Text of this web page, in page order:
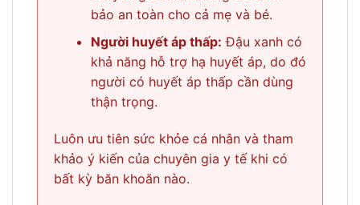
bảo an toàn cho cả mẹ và bé.
Người huyết áp thấp: Đậu xanh có
khả năng hỗ trợ hạ huyết áp, do đó
người có huyết áp thấp cần dùng
thận trọng.
Luôn ưu tiên sức khỏe cá nhân và tham
khảo ý kiến của chuyên gia y tế khi có
bất kỳ băn khoăn nào.